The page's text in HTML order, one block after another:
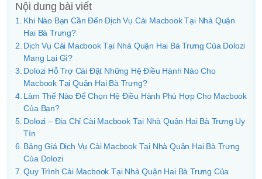
Nội dung bài viết
Khi Nào Bạn Cần Đến Dịch Vụ Cài Macbook Tại Nhà Quận
Hai Bà Trưng?
Dịch Vụ Cài Macbook Tại Nhà Quận Hai Bà Trưng Của Dolozi
Mang Lại Gì?
Dolozi Hỗ Trợ Cài Đặt Những Hệ Điều Hành Nào Cho
Macbook Tại Quận Hai Bà Trưng?
Làm Thế Nào Để Chọn Hệ Điều Hành Phù Hợp Cho Macbook
Của Bạn?
Dolozi – Địa Chỉ Cài Macbook Tại Nhà Quận Hai Bà Trưng Uy
Tín
Bảng Giá Dịch Vụ Cài Macbook Tại Nhà Quận Hai Bà Trưng
Của Dolozi
Quy Trình Cài Macbook Tại Nhà Quận Hai Bà Trưng Của